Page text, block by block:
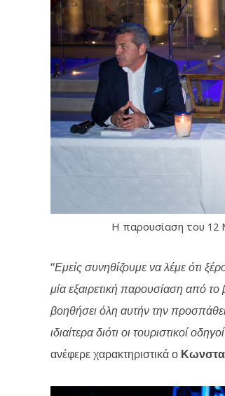
Η παρουσίαση του 12
“Εμείς συνηθίζουμε να λέμε ότι
μία εξαιρετική παρουσίαση από το
βοηθήσει όλη αυτήν την
ιδιαίτερα διότι οι τουριστικοί
ανέφερε χαρακτηριστικά ο